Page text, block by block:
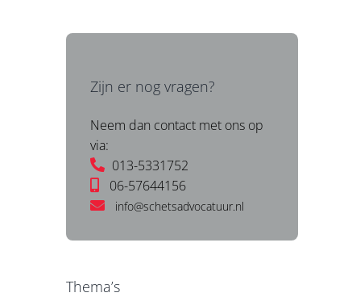
Zijn er nog vragen?
Neem dan contact met ons op
via:
013-5331752
06-57644156
info@schetsadvocatuur.nl
Thema’s